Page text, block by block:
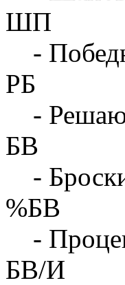
ШП
-
РБ
-
БВ
-
%БВ
-
БВ/И